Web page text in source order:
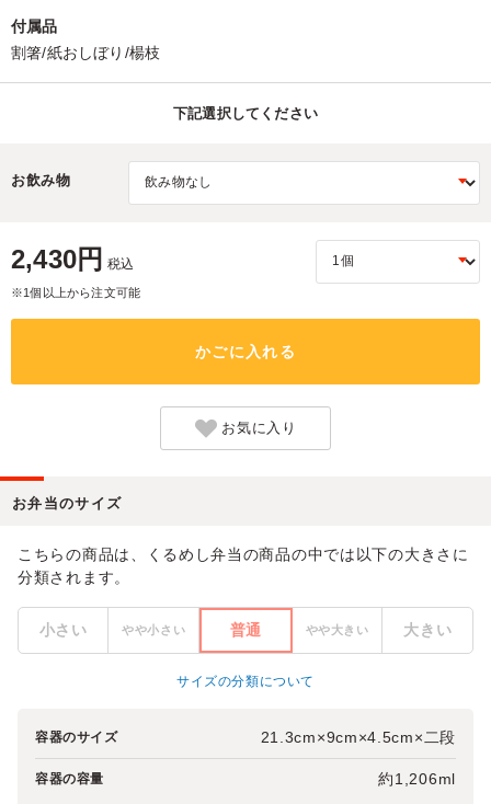
付属品
割箸/紙おしぼり/楊枝
下記選択してください
お飲み物
2,430円 税込
※1個以上から注文可能
かごに入れる
お気に入り
お弁当のサイズ
こちらの商品は、くるめし弁当の商品の中では以下の大きさに
分類されます。
小さい やや小さい 普通 やや大きい 大きい
サイズの分類について
容器のサイズ 21.3cm×9cm×4.5cm×二段
容器の容量 約1,206ml